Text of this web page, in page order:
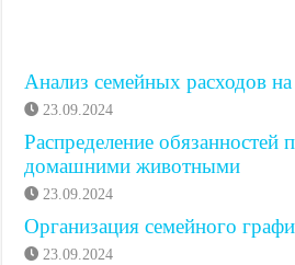
Анализ семейных расходов на
23.09.2024
Распределение обязанностей
домашними животными
23.09.2024
Организация семейного
23.09.2024